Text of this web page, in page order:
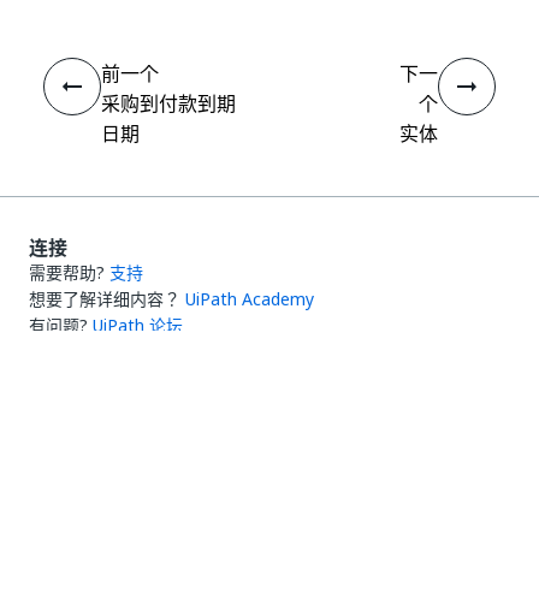
前一个
采购到付款到期
日期
下一
个
实体
连接
需要帮助? 支持
想要了解详细内容？ UiPath Academy
有问题? UiPath 论坛